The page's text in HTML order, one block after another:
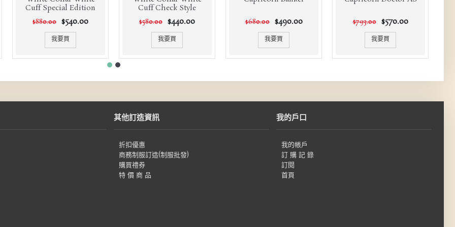
Cuff Special Edition
$880.00 $540.00
我要買
Cuff Check Style
$580.00 $440.00
我要買
$680.00 $490.00
我要買
$793.00 $570.00
我要買
其他訂造資訊
折扣優惠
商務制服訂造(制服批發)
購買禮券
特 價 商 品
我的戶口
我的帳戶
訂 購 記 錄
訂閱
首頁